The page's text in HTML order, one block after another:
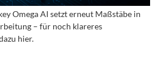
Omega AI setzt erneut Maßstäbe in
– für noch klareres
hier.